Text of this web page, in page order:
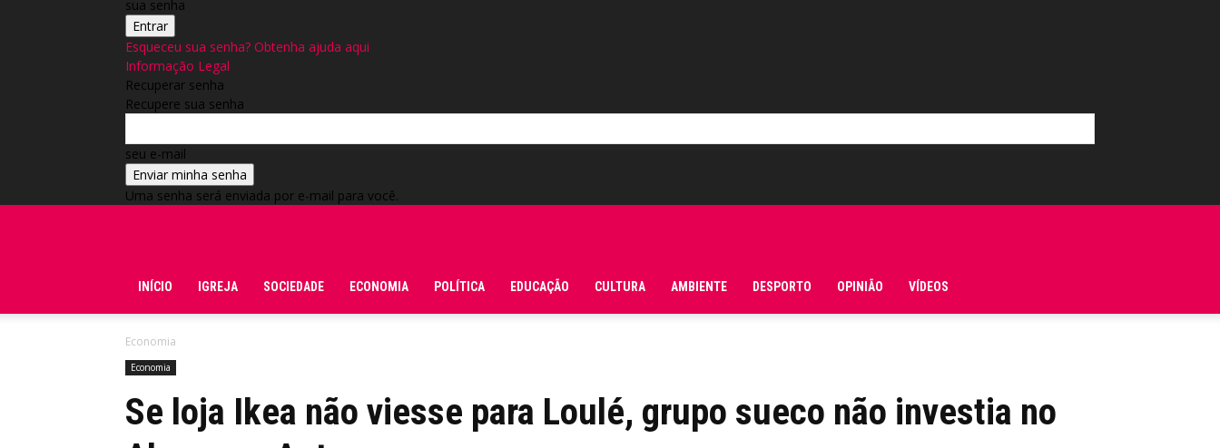
sua senha
Esqueceu sua senha? Obtenha ajuda aqui
Informação Legal
Recuperar senha
Recupere sua senha
seu e-mail
Uma senha será enviada por e-mail para você.
INÍCIO IGREJA SOCIEDADE ECONOMIA POLÍTICA EDUCAÇÃO CULTURA AMBIENTE DESPORTO OPINIÃO VÍDEOS
Economia
Economia
Se loja Ikea não viesse para Loulé, grupo sueco não investia no